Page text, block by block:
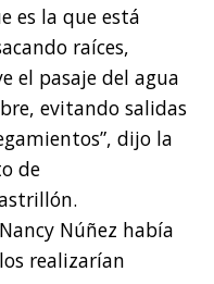
es la que está
raíces,
el pasaje del agua
evitando salidas
dijo la
de
Núñez había
realizarían